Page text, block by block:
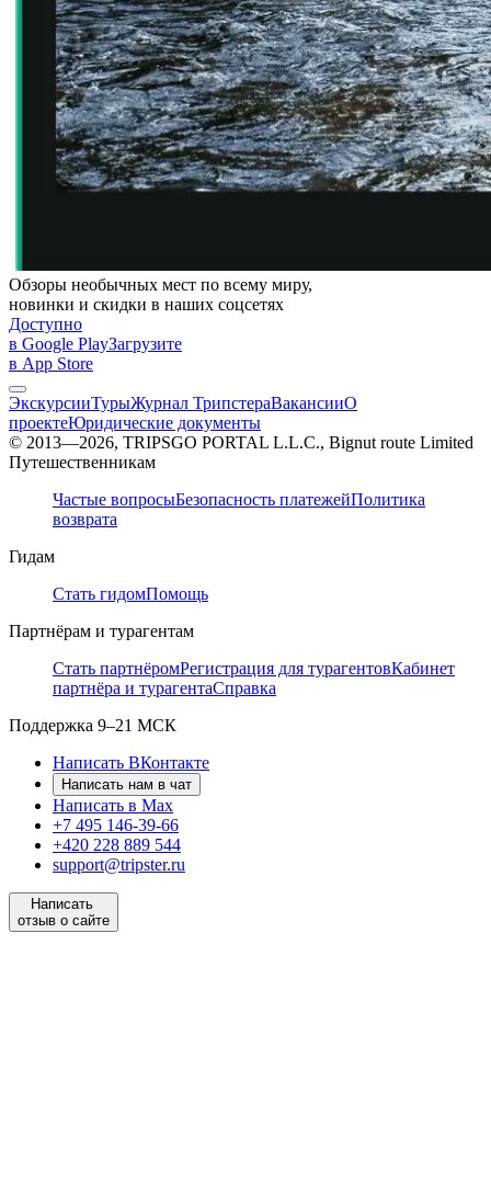
Обзоры необычных мест по всему миру,
новинки и скидки в наших соцсетях
Доступно
в Google PlayЗагрузите
в App Store
ЭкскурсииТурыЖурнал ТрипстераВакансииО
проектеЮридические документы
© 2013—2026, TRIPSGO PORTAL L.L.C., Bignut route Limited
Путешественникам
Частые вопросыБезопасность платежейПолитика
возврата
Гидам
Стать гидомПомощь
Партнёрам и турагентам
Стать партнёромРегистрация для турагентовКабинет
партнёра и турагентаСправка
Поддержка 9–21 МСК
Написать ВКонтакте
Написать нам в чат
Написать в Max
+7 495 146-39-66
+420 228 889 544
support@tripster.ru
Написать
отзыв о сайте